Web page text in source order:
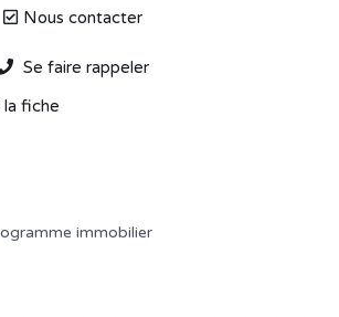
Nous contacter
Se faire rappeler
la fiche